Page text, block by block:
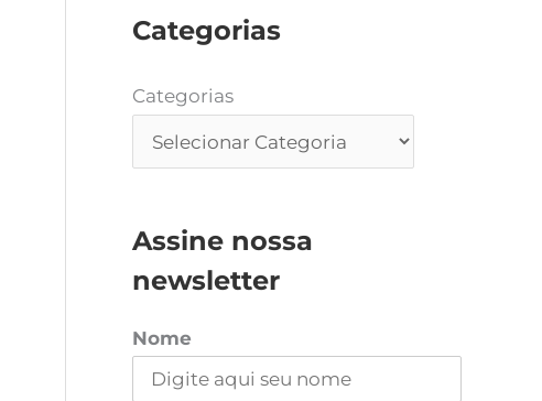
Categorias
Categorias
Assine nossa
newsletter
Nome